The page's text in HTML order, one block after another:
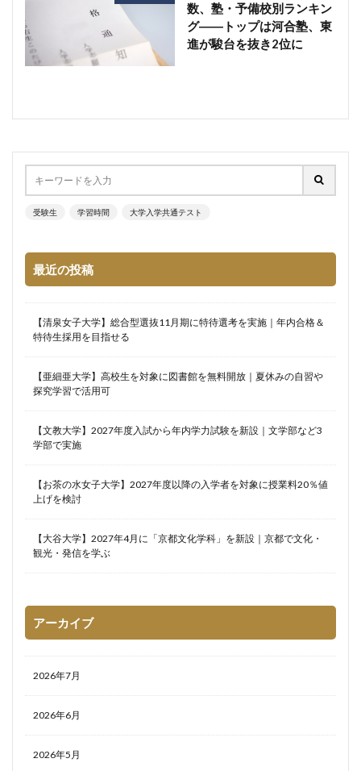
数、塾・予備校別ランキン
グ――トップは河合塾、東
進が駿台を抜き2位に
受験生 学習時間 大学入学共通テスト
最近の投稿
【清泉女子大学】総合型選抜11月期に特待選考を実施｜年内合格＆
特待生採用を目指せる
【亜細亜大学】高校生を対象に図書館を無料開放｜夏休みの自習や
探究学習で活用可
【文教大学】2027年度入試から年内学力試験を新設｜文学部など3
学部で実施
【お茶の水女子大学】2027年度以降の入学者を対象に授業料20％値
上げを検討
【大谷大学】2027年4月に「京都文化学科」を新設｜京都で文化・
観光・発信を学ぶ
アーカイブ
2026年7月
2026年6月
2026年5月